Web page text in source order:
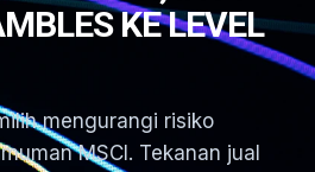
KE LEVEL
mengurangi risiko
MSCI. Tekanan jual